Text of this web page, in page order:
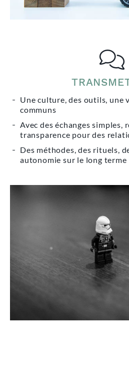
Une culture, des outils, une
communs
Avec des échanges simples,
transparence pour des
Des méthodes, des rituels,
autonomie sur le long terme